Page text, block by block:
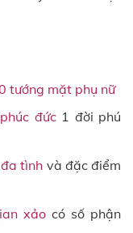
tướng mặt phụ nữ
đức1 đời phú
tình và đặc điểm
xảocó số phận